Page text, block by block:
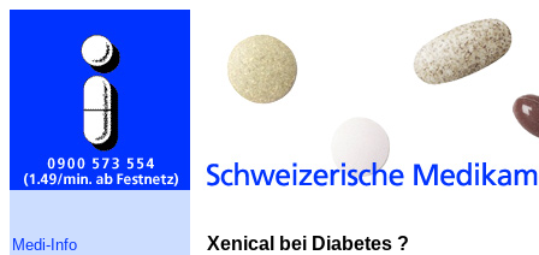
Medi-Info
Xenical bei Diabetes ?